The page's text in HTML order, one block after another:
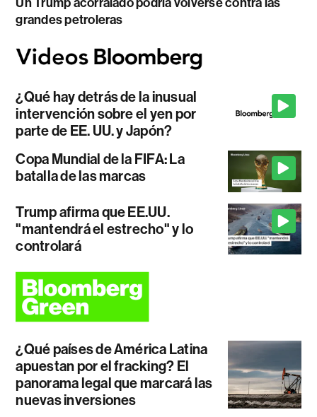
grandes petroleras
¿Qué hay detrás de la inusual
intervención sobre el yen por
parte de EE. UU. y Japón?
Copa Mundial de la FIFA: La
batalla de las marcas
Trump afirma que EE.UU.
"mantendrá el estrecho" y lo
controlará
¿Qué países de América Latina
apuestan por el fracking? El
panorama legal que marcará las
nuevas inversiones